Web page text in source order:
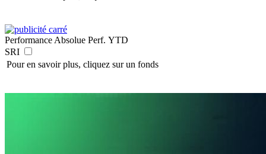
Performance Absolue Perf. YTD
SRI
Pour en savoir plus, cliquez sur un fonds